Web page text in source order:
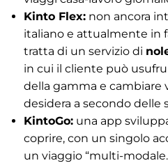
Kinto Flex: non ancora
italiano e attualmente in
tratta di un servizio di
in cui il cliente può
della gamma e cambiare
desidera a secondo delle
KintoGo: una app
coprire, con un singolo
un viaggio “multi-modale.